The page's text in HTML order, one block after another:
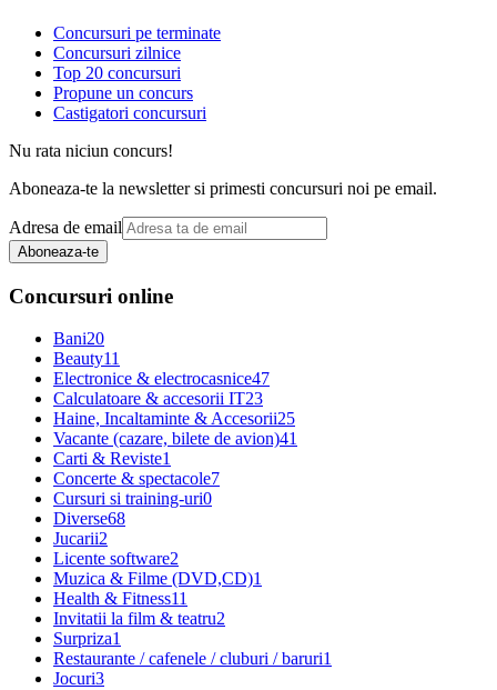
Concursuri pe terminate
Concursuri zilnice
Top 20 concursuri
Propune un concurs
Castigatori concursuri
Nu rata niciun concurs!
Aboneaza-te la newsletter si primesti concursuri noi pe email.
Adresa de email
Aboneaza-te
Concursuri online
Bani20
Beauty11
Electronice & electrocasnice47
Calculatoare & accesorii IT23
Haine, Incaltaminte & Accesorii25
Vacante (cazare, bilete de avion)41
Carti & Reviste1
Concerte & spectacole7
Cursuri si training-uri0
Diverse68
Jucarii2
Licente software2
Muzica & Filme (DVD,CD)1
Health & Fitness11
Invitatii la film & teatru2
Surpriza1
Restaurante / cafenele / cluburi / baruri1
Jocuri3